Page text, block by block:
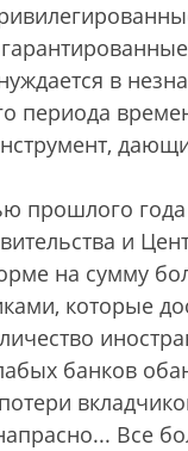
в
периода
прош­лого
и
на сумму
которые
банков
Все